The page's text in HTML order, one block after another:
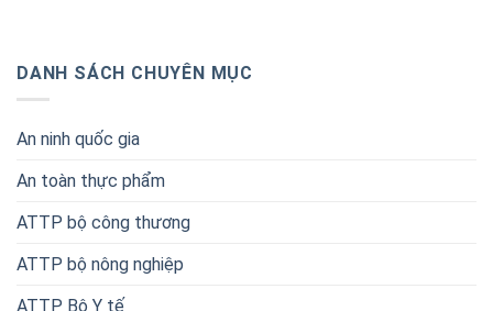
DANH SÁCH CHUYÊN MỤC
An ninh quốc gia
An toàn thực phẩm
ATTP bộ công thương
ATTP bộ nông nghiệp
ATTP Bộ Y tế